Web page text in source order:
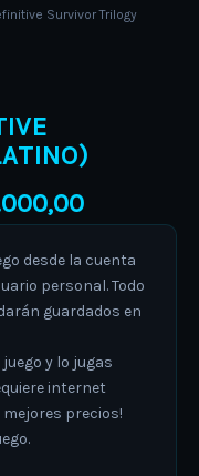
Survivor Trilogy
desde la cuenta
personal. Todo
guardados en
y lo jugas
internet
precios!